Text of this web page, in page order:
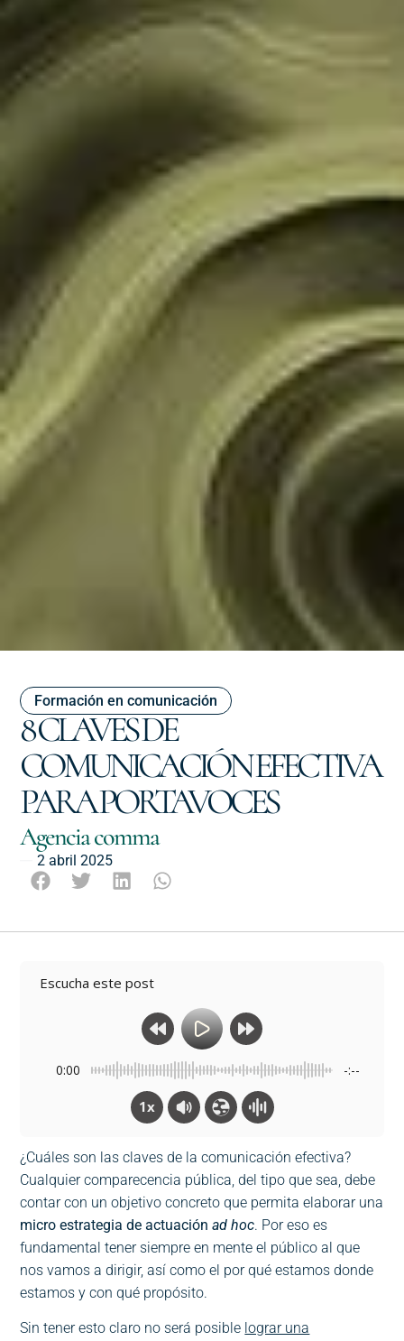
8 CLAVES DE
COMUNICACIÓN EFECTIVA
PARA PORTAVOCES
Formación en comunicación
Agencia comma
2 abril 2025
Escucha este post
0:00 -:--
1x
¿Cuáles son las claves de la comunicación efectiva?
Cualquier comparecencia pública, del tipo que sea, debe
contar con un objetivo concreto que permita elaborar una
micro estrategia de actuaciónad hoc. Por eso es
fundamental tener siempre en mente el público al que
nos vamos a dirigir, así como el por qué estamos donde
estamos y con qué propósito.
Sin tener esto claro no será posible lograr una